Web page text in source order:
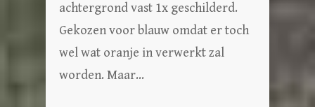
achtergrond vast 1x geschilderd.
Gekozen voor blauw omdat er toch
wel wat oranje in verwerkt zal
worden. Maar…